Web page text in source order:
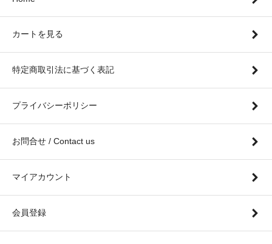
カートを見る
特定商取引法に基づく表記
プライバシーポリシー
お問合せ / Contact us
マイアカウント
会員登録